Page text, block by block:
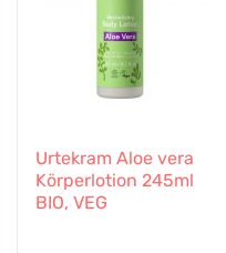
Urtekram Aloe vera
Körperlotion 245ml
BIO, VEG